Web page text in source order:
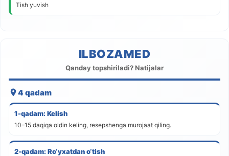
Tish yuvish
ILBOZAMED
Qanday topshiriladi? Natijalar
4 qadam
1-qadam: Kelish
10–15 daqiqa oldin keling, resepshenga murojaat qiling.
2-qadam: Ro‘yxatdan o‘tish